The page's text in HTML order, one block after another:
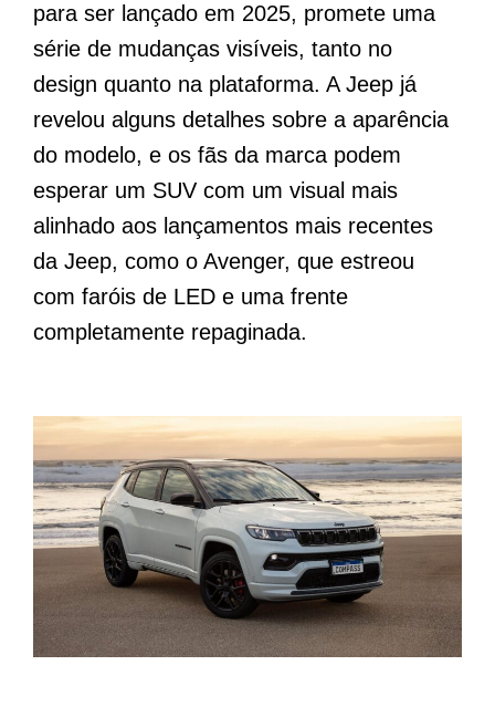
para ser lançado em 2025, promete uma
série de mudanças visíveis, tanto no
design quanto na plataforma. A Jeep já
revelou alguns detalhes sobre a aparência
do modelo, e os fãs da marca podem
esperar um SUV com um visual mais
alinhado aos lançamentos mais recentes
da Jeep, como o Avenger, que estreou
com faróis de LED e uma frente
completamente repaginada.